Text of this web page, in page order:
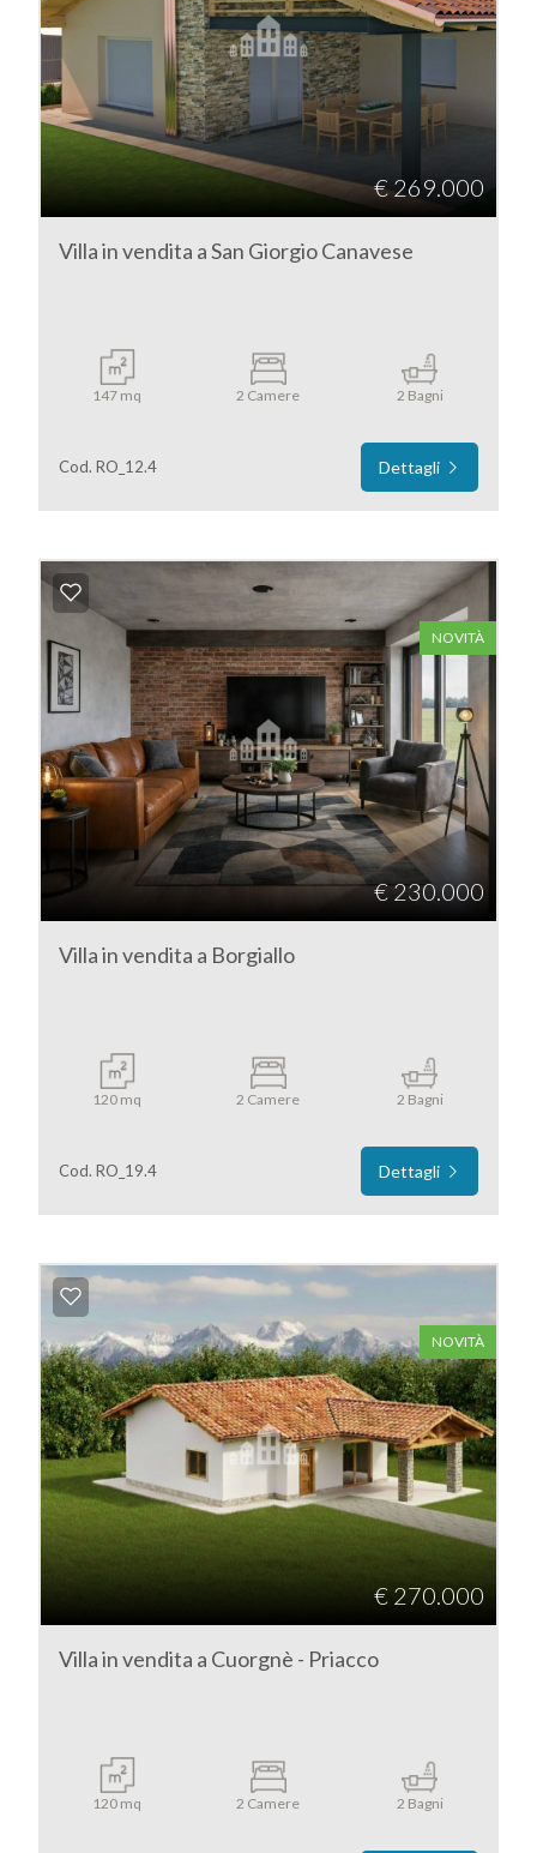
€ 269.000
Villa in vendita a San Giorgio Canavese
147 mq 2 Camere 2 Bagni
Cod. RO_12.4 Dettagli
NOVITÀ
€ 230.000
Villa in vendita a Borgiallo
120 mq 2 Camere 2 Bagni
Cod. RO_19.4 Dettagli
NOVITÀ
€ 270.000
Villa in vendita a Cuorgnè - Priacco
120 mq 2 Camere 2 Bagni
Qualsiasi
1
minimi
Qualsiasi
1
2
5
1
2
3
4
5+
multiscelta